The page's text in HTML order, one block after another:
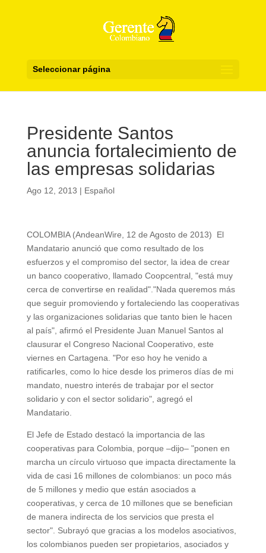
Seleccionar página
Presidente Santos
anuncia fortalecimiento de
las empresas solidarias
Ago 12, 2013 | Español
COLOMBIA (AndeanWire, 12 de Agosto de 2013) El
Mandatario anunció que como resultado de los
esfuerzos y el compromiso del sector, la idea de crear
un banco cooperativo, llamado Coopcentral, "está muy
cerca de convertirse en realidad"."Nada queremos más
que seguir promoviendo y fortaleciendo las cooperativas
y las organizaciones solidarias que tanto bien le hacen
al país", afirmó el Presidente Juan Manuel Santos al
clausurar el Congreso Nacional Cooperativo, este
viernes en Cartagena. "Por eso hoy he venido a
ratificarles, como lo hice desde los primeros días de mi
mandato, nuestro interés de trabajar por el sector
solidario y con el sector solidario", agregó el
Mandatario.
El Jefe de Estado destacó la importancia de las
cooperativas para Colombia, porque –dijo– "ponen en
marcha un círculo virtuoso que impacta directamente la
vida de casi 16 millones de colombianos: un poco más
de 5 millones y medio que están asociados a
cooperativas, y cerca de 10 millones que se benefician
de manera indirecta de los servicios que presta el
sector". Subrayó que gracias a los modelos asociativos,
los colombianos pueden ser propietarios, asociados y